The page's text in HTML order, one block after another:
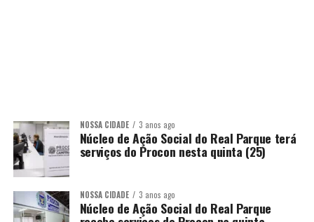
NOSSA CIDADE 3 anos ago
Núcleo de Ação Social do Real Parque terá
serviços do Procon nesta quinta (25)
NOSSA CIDADE 3 anos ago
Núcleo de Ação Social do Real Parque